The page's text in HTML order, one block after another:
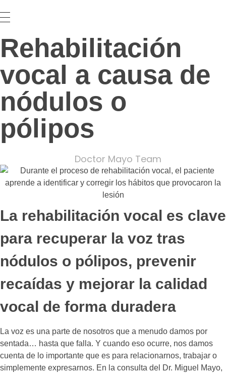
Rehabilitación
vocal a causa de
nódulos o
pólipos
Doctor Mayo Team
La rehabilitación vocal es clave
para recuperar la voz tras
nódulos o pólipos, prevenir
recaídas y mejorar la calidad
vocal de forma duradera
La voz es una parte de nosotros que a menudo damos por
sentada… hasta que falla. Y cuando eso ocurre, nos damos
cuenta de lo importante que es para relacionarnos, trabajar o
simplemente expresarnos. En la consulta del Dr. Miguel Mayo,